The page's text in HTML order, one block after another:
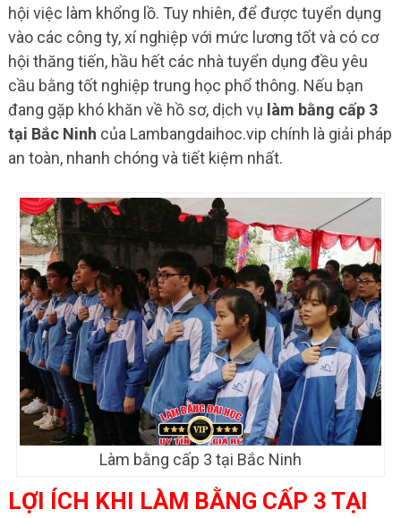
hội việc làm khổng lồ. Tuy nhiên, để được tuyển dụng
vào các công ty, xí nghiệp với mức lương tốt và có cơ
hội thăng tiến, hầu hết các nhà tuyển dụng đều yêu
cầu bằng tốt nghiệp trung học phổ thông. Nếu bạn
đang gặp khó khăn về hồ sơ, dịch vụ làm bằng cấp 3
tại Bắc Ninh của Lambangdaihoc.vip chính là giải pháp
an toàn, nhanh chóng và tiết kiệm nhất.
Làm bằng cấp 3 tại Bắc Ninh
LỢI ÍCH KHI LÀM BẰNG CẤP 3 TẠI